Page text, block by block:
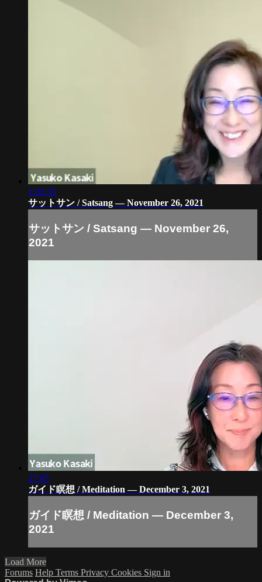
1:03:33
サットサン / Satsang — November 26, 2021
サットサン / Satsang — November 26,
2021
27:45
ガイド瞑想 / Meditation — December 3, 2021
ガイド瞑想 / Meditation — December 3,
2021
Load More
Forums Help Terms Privacy Cookies Sign in